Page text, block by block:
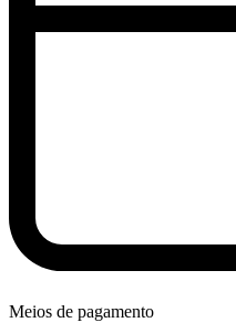
Meios de pagamento